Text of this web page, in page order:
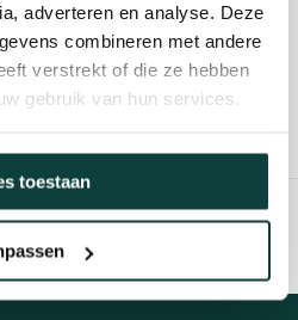
adverteren en analyse. Deze
combineren met andere
verstrekt of die ze hebben
gebruik van hun services.
toestaan